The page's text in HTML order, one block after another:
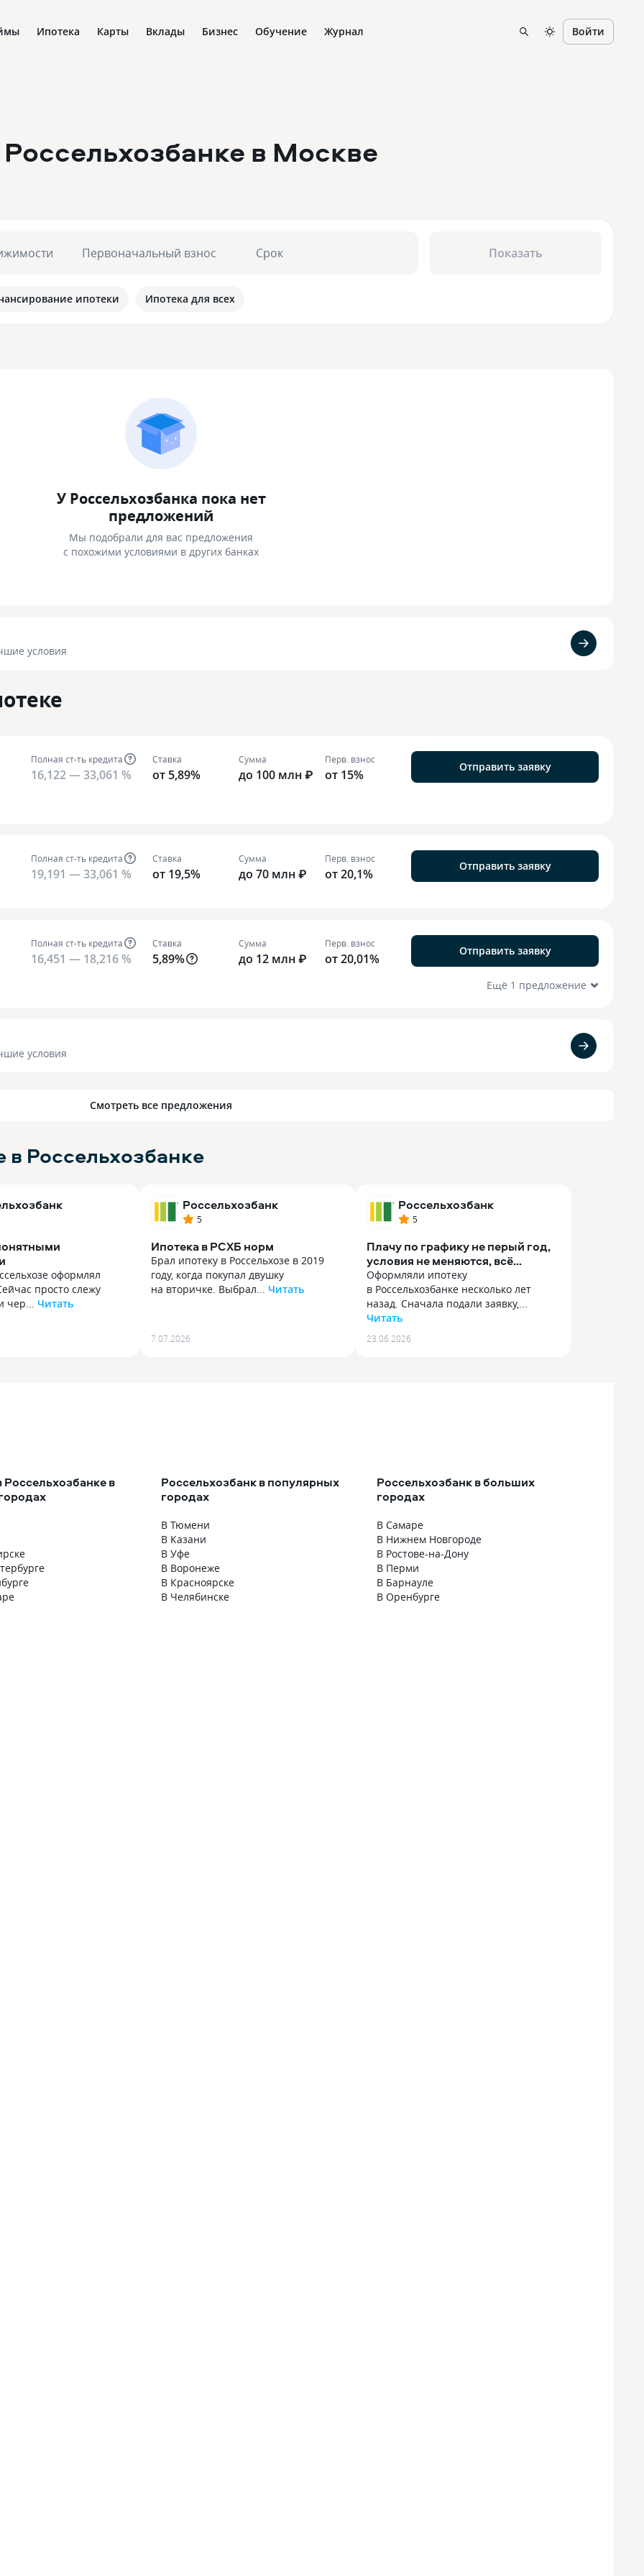
Ипотека Карты Вклады Бизнес Обучение Журнал Войти
в Москве
Первоначальный взнос Срок Показать
ипотеки Ипотека для всех
У Россельхозбанка пока нет
предложений
Мы подобрали для вас предложения
с похожими условиями в других банках
условия
Полная ст-ть кредита
16,122 — 33,061 %
Ставка
от 5,89%
Сумма
до 100 млн ₽
Перв. взнос
от 15%
Отправить заявку
Полная ст-ть кредита
19,191 — 33,061 %
Ставка
от 19,5%
Сумма
до 70 млн ₽
Перв. взнос
от 20,1%
Отправить заявку
Полная ст-ть кредита
16,451 — 18,216 %
Ставка
5,89%
Сумма
до 12 млн ₽
Перв. взнос
от 20,01%
Отправить заявку
Ещё 1 предложение
условия
Смотреть все предложения
Россельхозбанке
оформлял
просто слежу
чер... Читать
просто слежу
через приложение.
Россельхозбанк
5
Ипотека в РСХБ норм
Брал ипотеку в Россельхозе в 2019
году, когда покупал двушку
на вторичке. Выбрал... Читать
на вторичке. Выбрал банк
не с первого раза, сравнивал с парой
7.07.2026
Россельхозбанк
5
Плачу по графику не перый год,
условия не меняются, всё
стабильно.
Оформляли ипотеку
в Россельхозбанке несколько лет
назад. Сначала подали заявку,...
Читать
Оформляли ипотеку
в Россельхозбанке несколько лет
условия остались такими же,
как обсуждали заранее. Сейчас плачу
через приложение, там удобно
смотреть остаток и график платежей.
23.06.2026
Россельхозбанке в
Россельхозбанк в популярных
городах
В Тюмени
В Казани
В Уфе
В Воронеже
В Красноярске
В Челябинске
Россельхозбанк в больших
городах
В Самаре
В Нижнем Новгороде
В Ростове-на-Дону
В Перми
В Барнауле
В Оренбурге